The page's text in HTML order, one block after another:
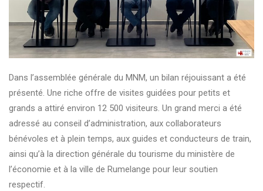
Dans l’assemblée générale du MNM, un bilan réjouissant a été
présenté. Une riche offre de visites guidées pour petits et
grands a attiré environ 12 500 visiteurs. Un grand merci a été
adressé au conseil d’administration, aux collaborateurs
bénévoles et à plein temps, aux guides et conducteurs de train,
ainsi qu’à la direction générale du tourisme du ministère de
l’économie et à la ville de Rumelange pour leur soutien
respectif.